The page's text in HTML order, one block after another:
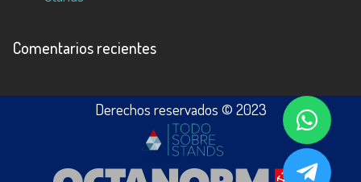
Comentarios recientes
Derechos reservados © 2023